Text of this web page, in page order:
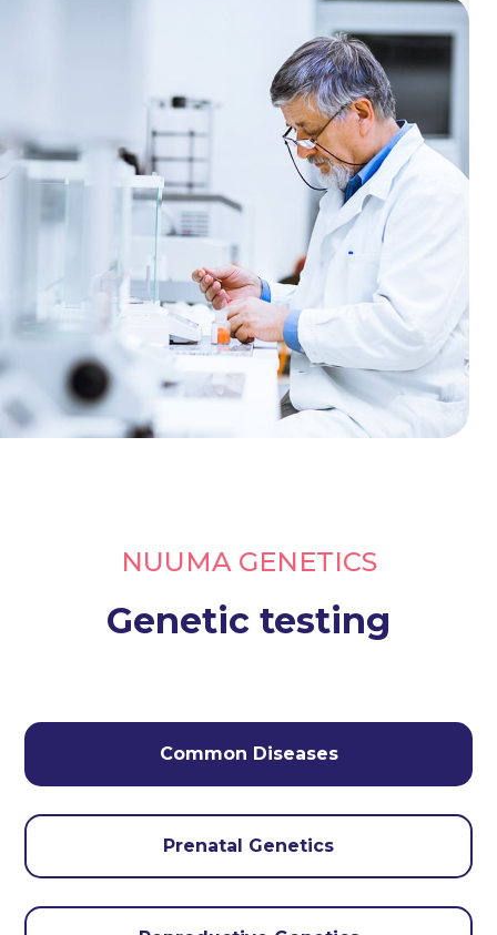
NUUMA GENETICS
Genetic testing
Common Diseases
Prenatal Genetics